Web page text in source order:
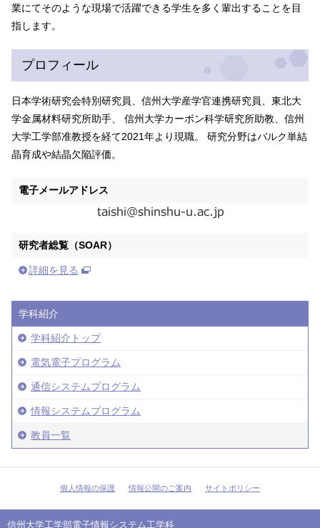
業にてそのような現場で活躍できる学生を多く輩出することを目
指します。
プロフィール
日本学術研究会特別研究員、信州大学産学官連携研究員、東北大
学金属材料研究所助手、 信州大学カーボン科学研究所助教、信州
大学工学部准教授を経て2021年より現職。 研究分野はバルク単結
晶育成や結晶欠陥評価。
電子メールアドレス
研究者総覧（SOAR）
詳細を見る
学科紹介
学科紹介トップ
電気電子プログラム
通信システムプログラム
情報システムプログラム
教員一覧
個人情報の保護 情報公開のご案内 サイトポリシー
信州大学工学部電子情報システム工学科